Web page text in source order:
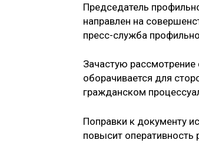
Председатель
направлен на
пресс-служба
Зачастую
оборачивается для
гражданском
Поправки к документу
повысит оперативность